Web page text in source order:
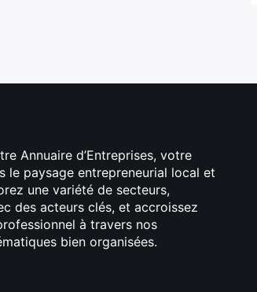
Annuaire d’Entreprises, votre
le paysage entrepreneurial local et
une variété de secteurs,
des acteurs clés, et accroissez
à travers nos
bien organisées.